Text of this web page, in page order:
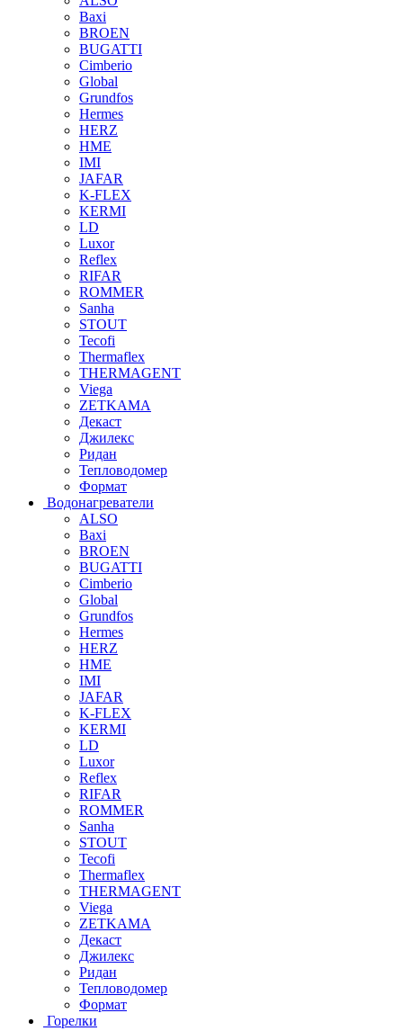
Baxi
BROEN
BUGATTI
Cimberio
Global
Grundfos
Hermes
HERZ
HME
IMI
JAFAR
K-FLEX
KERMI
LD
Luxor
Reflex
RIFAR
ROMMER
Sanha
STOUT
Tecofi
Thermaflex
THERMAGENT
Viega
ZETKAMA
Декаст
Джилекс
Ридан
Тепловодомер
Формат
Водонагреватели
ALSO
Baxi
BROEN
BUGATTI
Cimberio
Global
Grundfos
Hermes
HERZ
HME
IMI
JAFAR
K-FLEX
KERMI
LD
Luxor
Reflex
RIFAR
ROMMER
Sanha
STOUT
Tecofi
Thermaflex
THERMAGENT
Viega
ZETKAMA
Декаст
Джилекс
Ридан
Тепловодомер
Формат
Горелки